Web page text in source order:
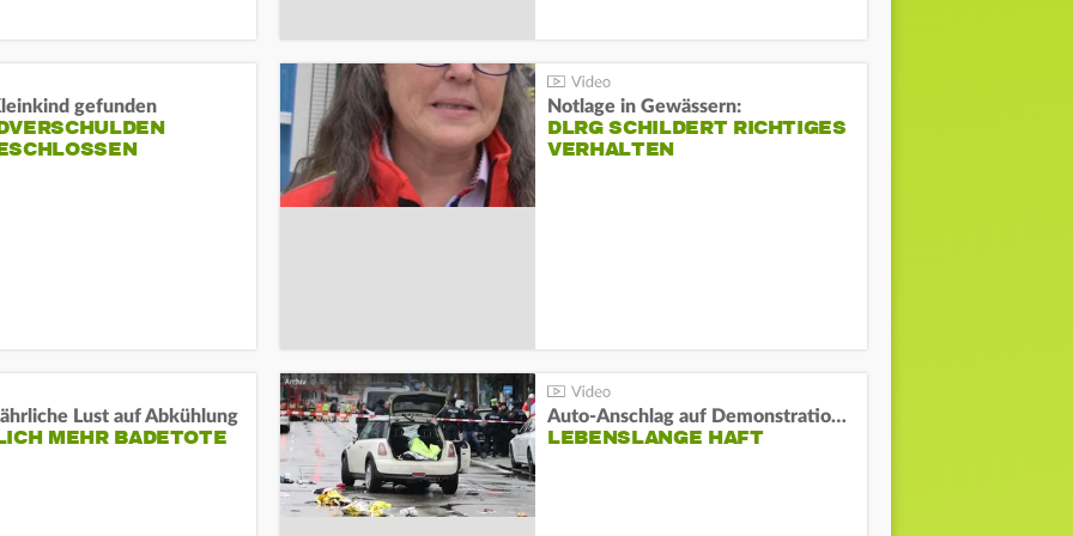
gefunden Notlage in Gewässern:
DLRG SCHILDERT RICHTIGES
VERHALTEN
Lust auf Abkühlung
MEHR BADETOTE
Auto-Anschlag auf Demonstration in München:
LEBENSLANGE HAFT